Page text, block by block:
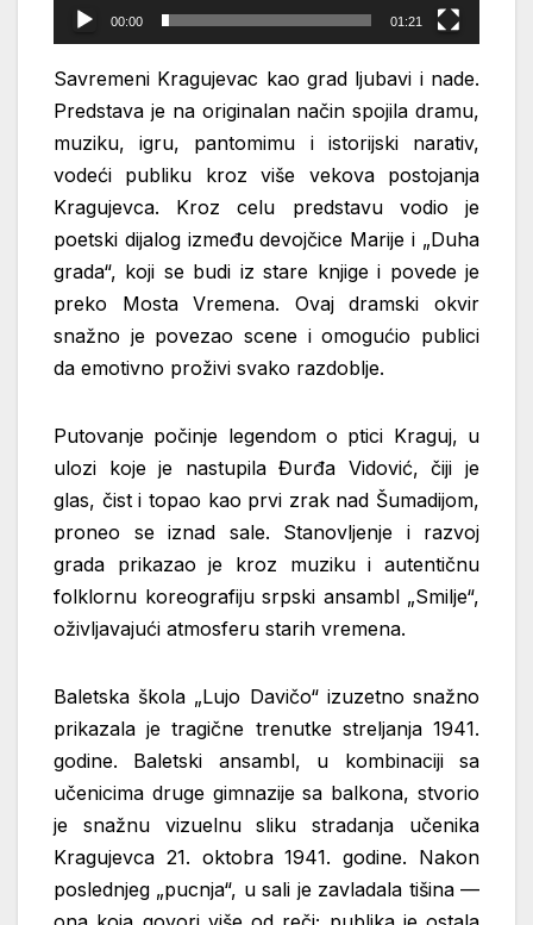
00:00 01:21
Savremeni Kragujevac kao grad ljubavi i nade.
Predstava je na originalan način spojila dramu,
muziku, igru, pantomimu i istorijski narativ,
vodeći publiku kroz više vekova postojanja
Kragujevca. Kroz celu predstavu vodio je
poetski dijalog između devojčice Marije i „Duha
grada“, koji se budi iz stare knjige i povede je
preko Mosta Vremena. Ovaj dramski okvir
snažno je povezao scene i omogućio publici
da emotivno proživi svako razdoblje.
Putovanje počinje legendom o ptici Kraguj, u
ulozi koje je nastupila Đurđa Vidović, čiji je
glas, čist i topao kao prvi zrak nad Šumadijom,
proneo se iznad sale. Stanovljenje i razvoj
grada prikazao je kroz muziku i autentičnu
folklornu koreografiju srpski ansambl „Smilje“,
oživljavajući atmosferu starih vremena.
Baletska škola „Lujo Davičo“ izuzetno snažno
prikazala je tragične trenutke streljanja 1941.
godine. Baletski ansambl, u kombinaciji sa
učenicima druge gimnazijesa balkona, stvorio
je snažnu vizuelnu sliku stradanja učenika
Kragujevca 21. oktobra1941. godine. Nakon
poslednjeg „pucnja“, u sali je zavladala tišina —